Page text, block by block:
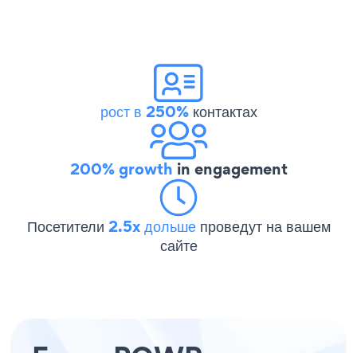
рост в 250%контактах
200% growth in engagement
Посетители 2.5x дольше проведут на вашем
сайте